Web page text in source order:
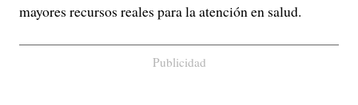
mayores recursos reales para la atención en salud.
Publicidad